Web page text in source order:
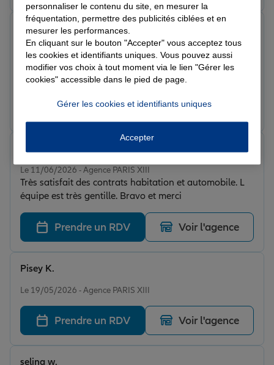
Note de 5 sur 5
Le 11/06/2026 - Agence PARIS XIII
J ai tous mes contrats à cette agence et je suis satisfait
je recommande
Hiếu N.
Prendre un RDV Voir l'agence
Le 11/06/2026 - Agence PARIS XIII
Très satisfait des contrats habitation et automobile. L
équipe est très gentille. Bravo et merci
Anne M.
Prendre un RDV Voir l'agence
Le 19/05/2026 - Agence PARIS XIII
Pisey K.
Prendre un RDV Voir l'agence
selina w.
personnaliser le contenu du site, en mesurer la
fréquentation, permettre des publicités ciblées et en
mesurer les performances.
En cliquant sur le bouton "Accepter" vous acceptez tous
les cookies et identifiants uniques. Vous pouvez aussi
modifier vos choix à tout moment via le lien "Gérer les
cookies" accessible dans le pied de page.
Gérer les cookies et identifiants uniques
Accepter